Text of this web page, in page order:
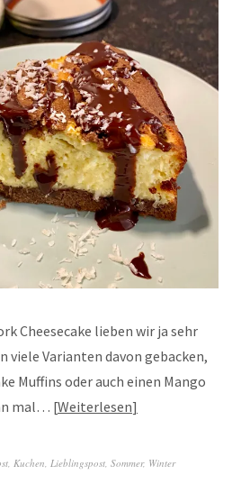
Cheesecake lieben wir ja sehr
viele Varianten davon gebacken,
Muffins oder auch einen Mango
mal… Weiterlesen
, Kuchen, Lieblingspost, Sommer, Winter